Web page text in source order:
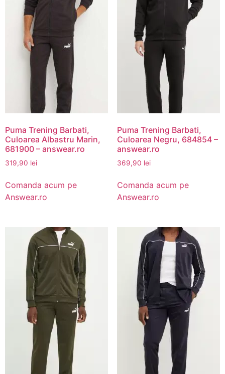
Puma Trening Barbati,
Culoarea Albastru Marin,
681900 – answear.ro
319,90 lei
Comanda acum pe
Answear.ro
Puma Trening Barbati,
Culoarea Negru, 684854 –
answear.ro
369,90 lei
Comanda acum pe
Answear.ro